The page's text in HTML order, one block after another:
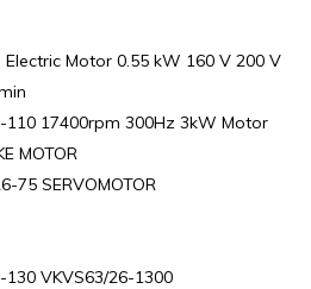
Motor 0.55 kW 160 V 200 V
110 17400rpm 300Hz 3kW Motor
MOTOR
75 SERVOMOTOR
130 VKVS63/26-1300